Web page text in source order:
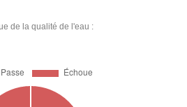
de la qualité de l'eau :